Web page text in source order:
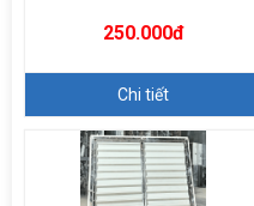
250.000đ
Chi tiết